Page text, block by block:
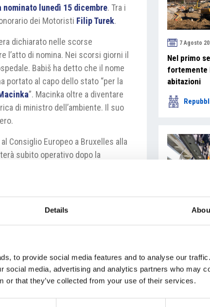
Details
to provide social media features and to analyse our
social media, advertising and analytics partners who may
or that they’ve collected from your use of their services.
lunedì 15 dicembre. Tra i
dei Motoristi Filip Turek.
dichiarato nelle scorse
l’atto di nomina. Nei scorsi giorni il
Babiš ha detto che il nome
portato al capo dello stato “per la
”. Macinka oltre a diventare
di ministro dell’ambiente. Il suo
Consiglio Europeo a Bruxelles alla
subito operativo dopo la
metà gennaio. I partiti di governo
la fiducia, una comoda
diventando il primo politico
dopo un periodo di
7 Agosto
Nel primo
fortemente
abitazioni
La Škoda
SUV Peaq